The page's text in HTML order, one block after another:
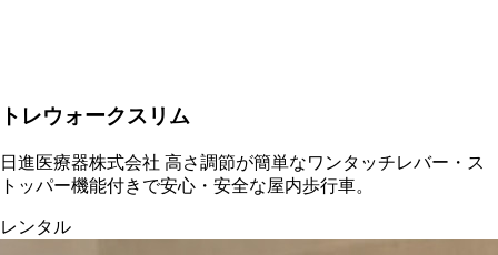
トレウォークスリム
日進医療器株式会社 高さ調節が簡単なワンタッチレバー・ス
トッパー機能付きで安心・安全な屋内歩行車。
レンタル